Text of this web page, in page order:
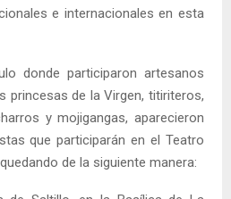
e internacionales en esta
donde participaron artesanos
princesas de la Virgen, titiriteros,
y mojigangas, aparecieron
que participarán en el Teatro
de la siguiente manera: